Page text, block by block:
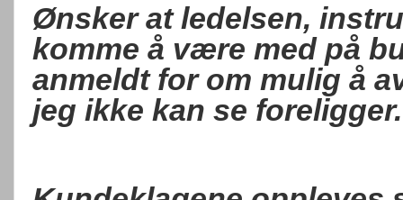
Ønsker at ledelsen,
komme å være med på
anmeldt for om mulig å
jeg ikke kan se foreligger.